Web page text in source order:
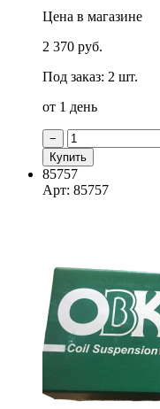
Цена в магазине
2 370 руб.
Под заказ: 2 шт.
от 1 день
−
Купить
85757
Арт: 85757